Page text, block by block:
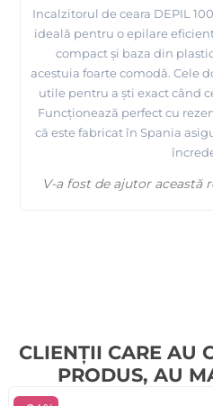
Incalzitorul de ceara DEPIL
ideală pentru o epilare
compact și baza din
acestuia foarte comodă. Cele
utile pentru a ști exact când
Funcționează perfect cu
că este fabricat în Spania
V-a fost de ajutor această
CLIENȚII CARE AU
PRODUS, AU